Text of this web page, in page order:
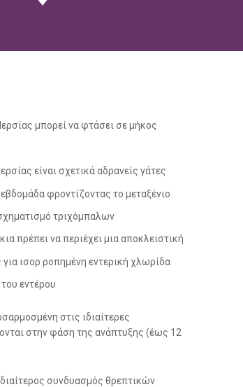
μπορεί να φτάσει σε μήκος
είναι σχετικά αδρανείς γάτες
φροντίζοντας το μεταξένιο
τριχόμπαλων
πρέπει να περιέχει μια αποκλειστική
ισορ ροπημένη εντερική χλωρίδα
εντέρου
στις ιδιαίτερες
στην φάση της ανάπτυξης (έως 12
συνδυασμός θρεπτικών